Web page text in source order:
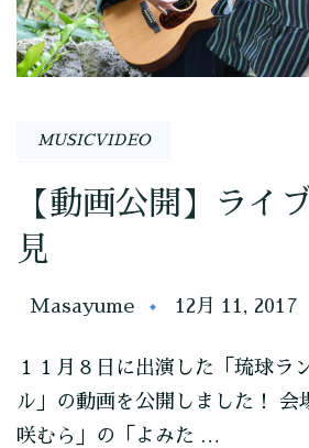
MUSICVIDEO
【動画公開】ライ
見
Masayume 12月 11, 2017
１１月８日に出演した「琉球ラ
ル」の動画を公開しました！ 会
咲むら」の「よみた …